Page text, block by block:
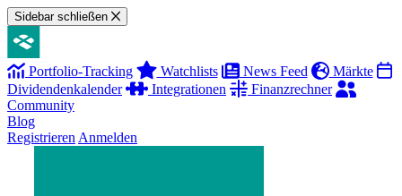
Sidebar schließen
Portfolio-Tracking Watchlists News Feed
Märkte
Dividendenkalender
Integrationen
Finanzrechner
Community
Blog
Registrieren Anmelden